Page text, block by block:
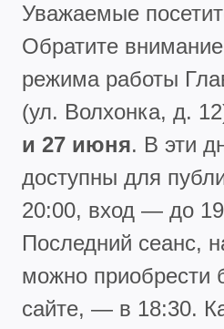
Уважаемые
Обратите
режима работы
(ул. Волхонка, д.
и 27 июня. В эти
доступны для
20:00, вход — до
Последний сеанс,
можно приобрести
сайте, — в 18:30.